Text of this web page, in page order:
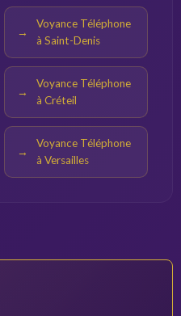
Voyance Téléphone
à Saint-Denis
Voyance Téléphone
à Créteil
Voyance Téléphone
à Versailles